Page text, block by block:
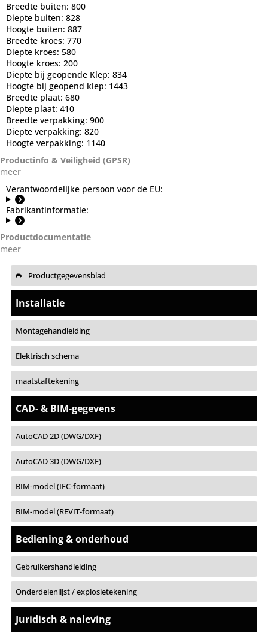
Breedte buiten: 800
Diepte buiten: 828
Hoogte buiten: 887
Breedte kroes: 770
Diepte kroes: 580
Hoogte kroes: 200
Diepte bij geopende Klep: 834
Hoogte bij geopend klep: 1443
Breedte plaat: 680
Diepte plaat: 410
Breedte verpakking: 900
Diepte verpakking: 820
Hoogte verpakking: 1140
Productinfo & Veiligheid (GPSR)
meer
Verantwoordelijke persoon voor de EU:
Fabrikantinformatie:
Productdocumentatie
meer
Productgegevensblad
Installatie
Montagehandleiding
Elektrisch schema
maatstaftekening
CAD- & BIM-gegevens
AutoCAD 2D (DWG/DXF)
AutoCAD 3D (DWG/DXF)
BIM-model (IFC-formaat)
BIM-model (REVIT-formaat)
Bediening & onderhoud
Gebruikershandleiding
Onderdelenlijst / explosietekening
Juridisch & naleving